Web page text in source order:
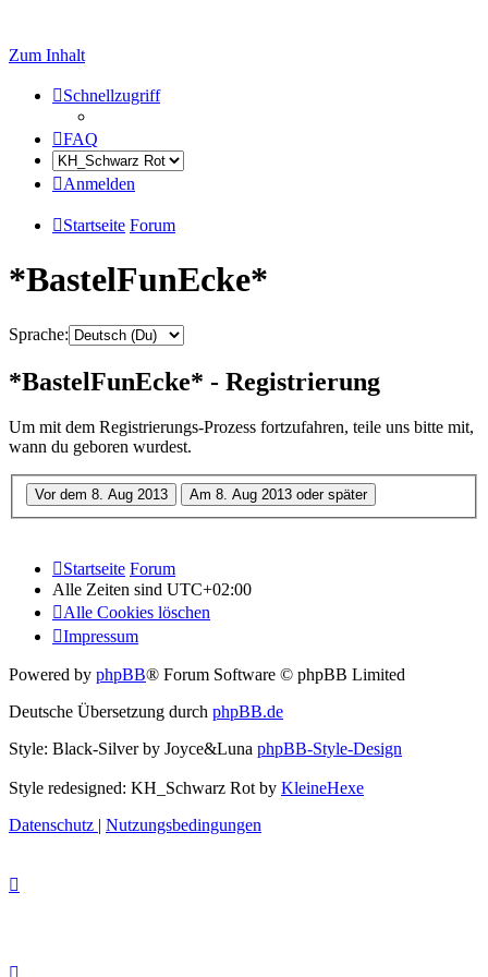
Zum Inhalt
Schnellzugriff
FAQ
Anmelden
Startseite Forum
*BastelFunEcke*
Sprache:
*BastelFunEcke* - Registrierung
Um mit dem Registrierungs-Prozess fortzufahren, teile uns bitte mit,
wann du geboren wurdest.
Startseite Forum
Alle Zeiten sind UTC+02:00
Alle Cookies löschen
Impressum
Powered by phpBB® Forum Software © phpBB Limited
Deutsche Übersetzung durch phpBB.de
Style: Black-Silver by Joyce&Luna phpBB-Style-Design
Style redesigned: KH_Schwarz Rot by KleineHexe
Datenschutz | Nutzungsbedingungen